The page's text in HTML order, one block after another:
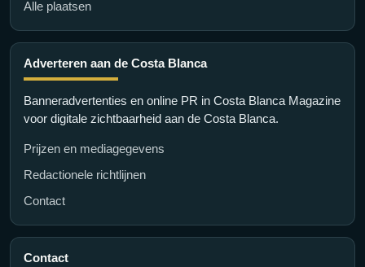
Alle plaatsen
Adverteren aan de Costa Blanca
Banneradvertenties en online PR in Costa Blanca Magazine
voor digitale zichtbaarheid aan de Costa Blanca.
Prijzen en mediagegevens
Redactionele richtlijnen
Contact
Contact